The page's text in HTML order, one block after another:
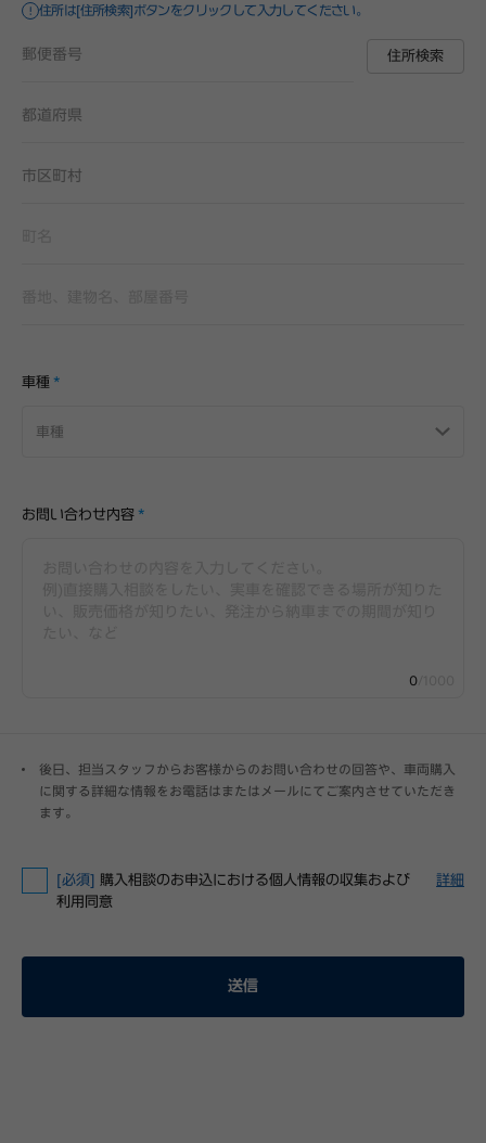
住所は[住所検索]ボタンをクリックして入力してください。
住所検索
車種 *
車種
お問い合わせ内容 *
0
後日、担当スタッフからお客様からのお問い合わせの回答や、車両購入
に関する詳細な情報をお電話はまたはメールにてご案内させていただき
ます。
[必須]
購入相談のお申込における個人情報の収集および
利用同意
詳細
送信